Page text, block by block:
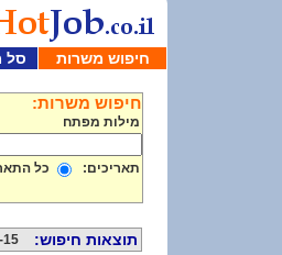
חיפוש משרות סל
חיפוש משרות:
מילות מפתח
תאריכים: כל
תוצאות חיפוש: 1-15